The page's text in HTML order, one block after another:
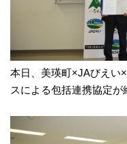
本日、美瑛町×JAびえい
スによる包括連携協定が